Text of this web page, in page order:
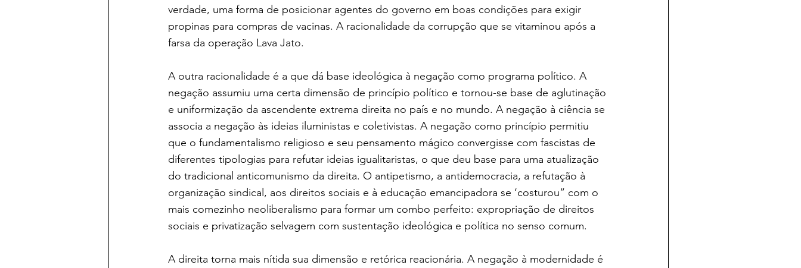
verdade, uma forma de posicionar agentes do governo em boas condições para exigir
propinas para compras de vacinas. A racionalidade da corrupção que se vitaminou após a
farsa da operação Lava Jato.
A outra racionalidade é a que dá base ideológica à negação como programa político. A
negação assumiu uma certa dimensão de princípio político e tornou-se base de aglutinação
e uniformização da ascendente extrema direita no país e no mundo. A negação à ciência se
associa a negação às ideias iluministas e coletivistas. A negação como princípio permitiu
que o fundamentalismo religioso e seu pensamento mágico convergisse com fascistas de
diferentes tipologias para refutar ideias igualitaristas, o que deu base para uma atualização
do tradicional anticomunismo da direita. O antipetismo, a antidemocracia, a refutação à
organização sindical, aos direitos sociais e à educação emancipadora se ‘costurou” com o
mais comezinho neoliberalismo para formar um combo perfeito: expropriação de direitos
sociais e privatização selvagem com sustentação ideológica e política no senso comum.
A direita torna mais nítida sua dimensão e retórica reacionária. A negação à modernidade é